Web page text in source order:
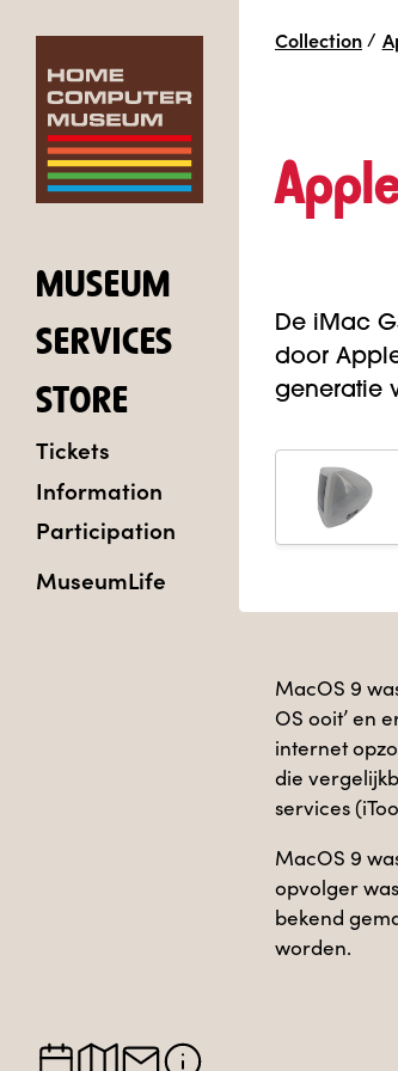
MUSEUM
SERVICES
STORE
Tickets
Information
Participation
MuseumLife
Collection /
De iMac
door
generatie
MacOS 9
OS ooit’ en
internet
die
services
MacOS 9
opvolger
bekend
worden.